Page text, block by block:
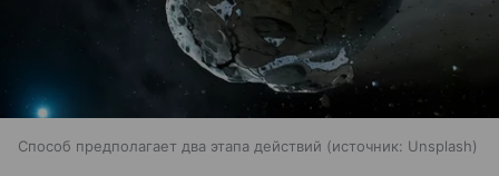
Способ предполагает два этапа действий источник: Unsplash